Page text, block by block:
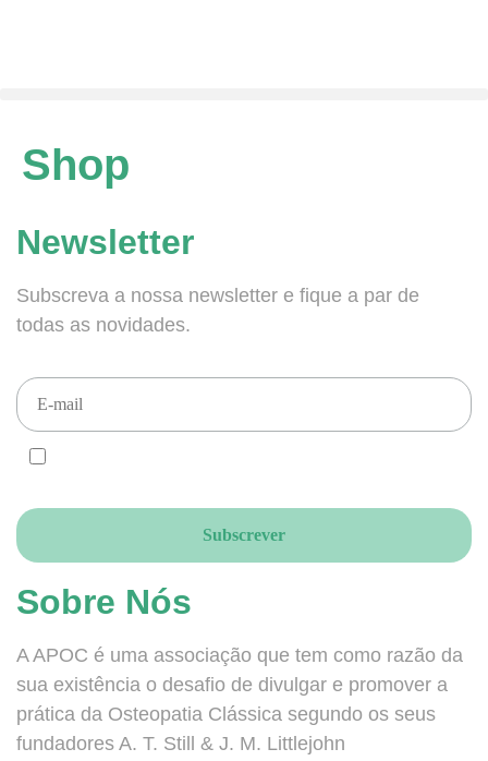
Shop
Newsletter
Subscreva a nossa newsletter e fique a par de
todas as novidades.
Sobre Nós
A APOC é uma associação que tem como razão da
sua existência o desafio de divulgar e promover a
prática da Osteopatia Clássica segundo os seus
fundadores A. T. Still & J. M. Littlejohn